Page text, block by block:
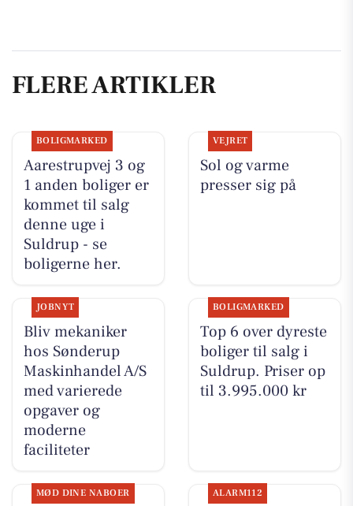
FLERE ARTIKLER
BOLIGMARKED
Aarestrupvej 3 og
1 anden boliger er
kommet til salg
denne uge i
Suldrup - se
boligerne her.
VEJRET
Sol og varme
presser sig på
JOBNYT
Bliv mekaniker
hos Sønderup
Maskinhandel A/S
med varierede
opgaver og
moderne
faciliteter
BOLIGMARKED
Top 6 over dyreste
boliger til salg i
Suldrup. Priser op
til 3.995.000 kr
MØD DINE NABOER ALARM112